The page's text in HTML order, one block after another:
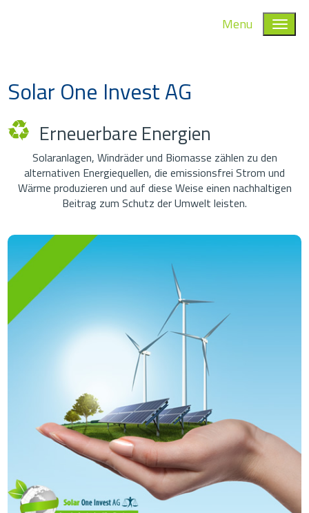
Menu
Solar One Invest AG
Erneuerbare Energien
Solaranlagen, Windräder und Biomasse zählen zu den
alternativen Energiequellen, die emissionsfrei Strom und
Wärme produzieren und auf diese Weise einen nachhaltigen
Beitrag zum Schutz der Umwelt leisten.